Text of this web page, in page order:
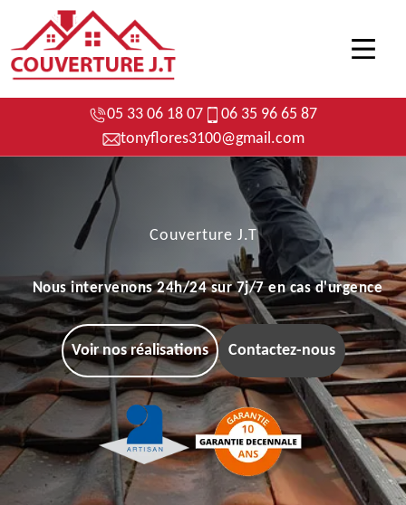
05 33 06 18 07
06 35 96 65 87
tonyflores3100@gmail.com
Couverture J.T
Nous intervenons 24h/24 sur 7j/7 en cas d'urgence
Voir nos réalisations Contactez-nous